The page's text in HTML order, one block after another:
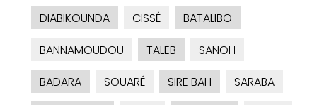
DIABIKOUNDA
CISSÉ
BATALIBO
BANNAMOUDOU
TALEB
SANOH
BADARA
SOUARÉ SIRE BAH
SARABA